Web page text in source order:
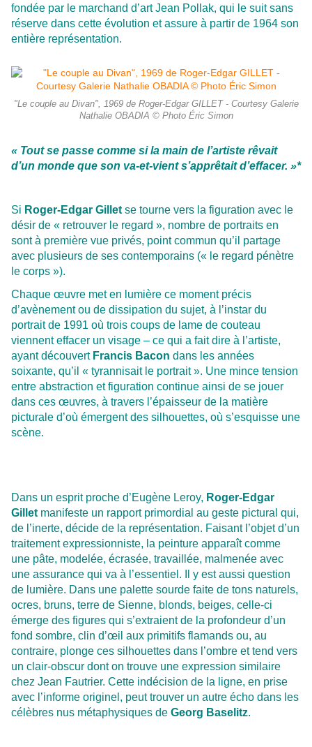
fondée par le marchand d’art Jean Pollak, qui le suit sans
réserve dans cette évolution et assure à partir de 1964 son
entière représentation.
"Le couple au Divan", 1969 de Roger-Edgar GILLET - Courtesy Galerie
Nathalie OBADIA © Photo Éric Simon
« Tout se passe comme si la main de l’artiste rêvait
d’un monde que son va-et-vient s’apprêtait d’effacer. »*
Si Roger-Edgar Gillet se tourne vers la figuration avec le
désir de « retrouver le regard », nombre de portraits en
sont à première vue privés, point commun qu’il partage
avec plusieurs de ses contemporains (« le regard pénètre
le corps »).
Chaque œuvre met en lumière ce moment précis
d’avènement ou de dissipation du sujet, à l’instar du
portrait de 1991 où trois coups de lame de couteau
viennent effacer un visage – ce qui a fait dire à l’artiste,
ayant découvert Francis Bacon dans les années
soixante, qu’il « tyrannisait le portrait ». Une mince tension
entre abstraction et figuration continue ainsi de se jouer
dans ces œuvres, à travers l’épaisseur de la matière
picturale d’où émergent des silhouettes, où s’esquisse une
scène.
Dans un esprit proche d’Eugène Leroy, Roger-Edgar
Gillet manifeste un rapport primordial au geste pictural qui,
de l’inerte, décide de la représentation. Faisant l’objet d’un
traitement expressionniste, la peinture apparaît comme
une pâte, modelée, écrasée, travaillée, malmenée avec
une assurance qui va à l’essentiel. Il y est aussi question
de lumière. Dans une palette sourde faite de tons naturels,
ocres, bruns, terre de Sienne, blonds, beiges, celle-ci
émerge des figures qui s’extraient de la profondeur d’un
fond sombre, clin d’œil aux primitifs flamands ou, au
contraire, plonge ces silhouettes dans l’ombre et tend vers
un clair-obscur dont on trouve une expression similaire
chez Jean Fautrier. Cette indécision de la ligne, en prise
avec l’informe originel, peut trouver un autre écho dans les
célèbres nus métaphysiques de Georg Baselitz.